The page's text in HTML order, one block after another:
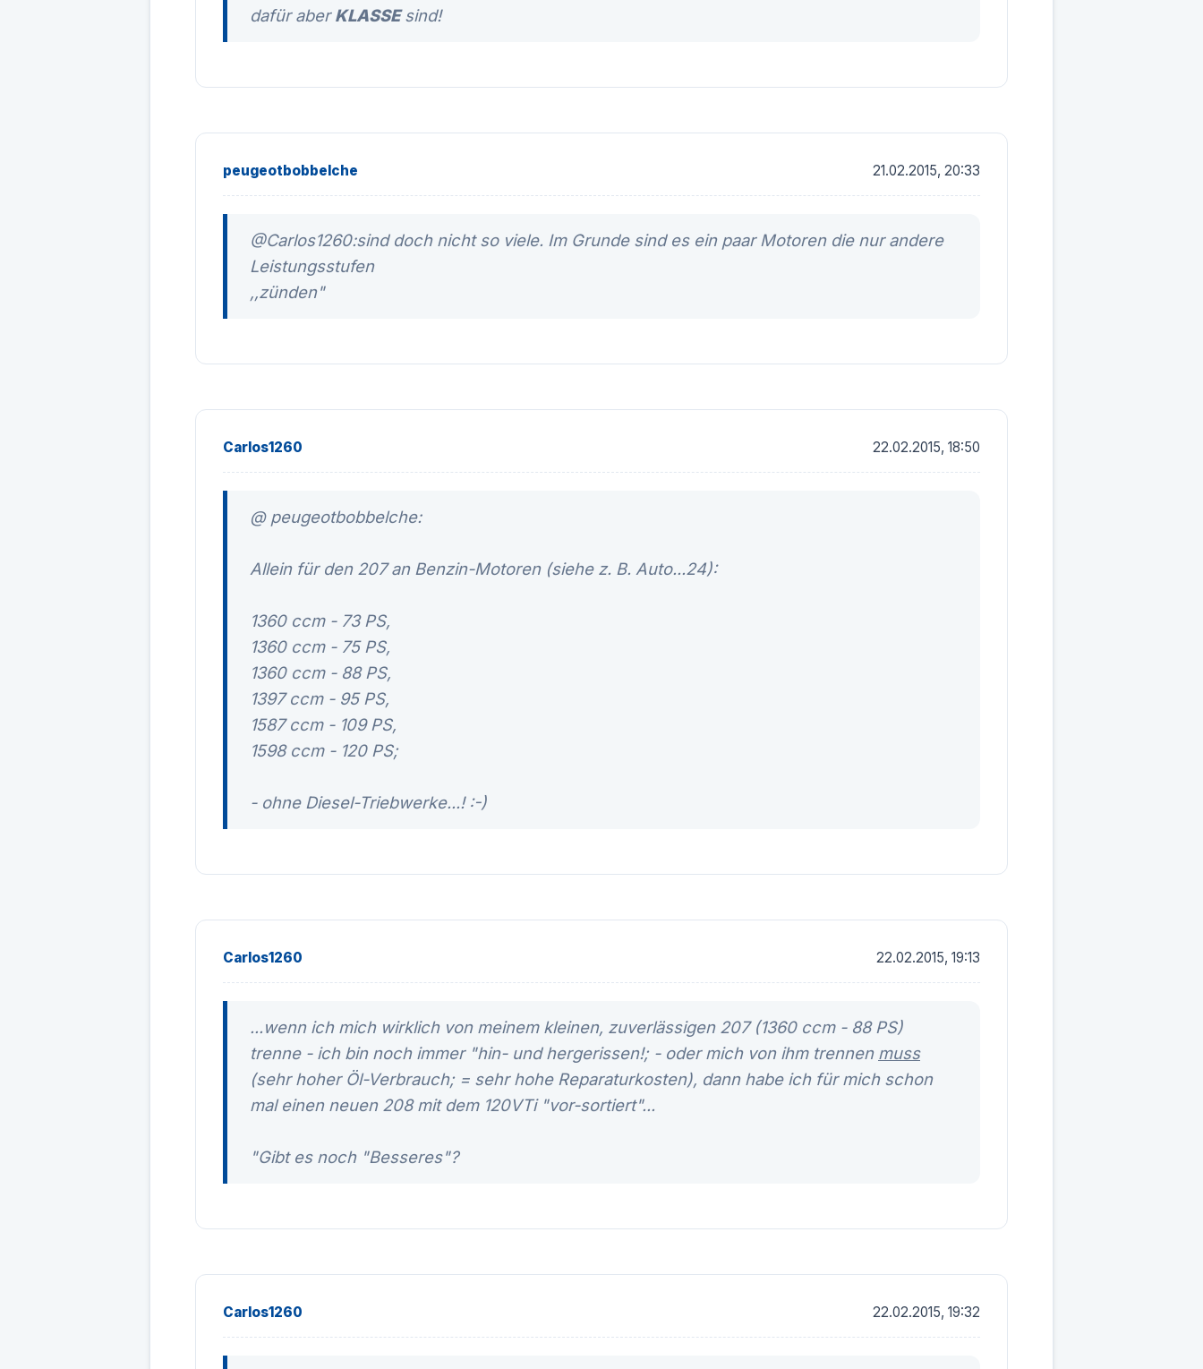
dafür aberKLASSEsind!
peugeotbobbelche 21.02.2015, 20:33
@Carlos1260:sind doch nicht so viele. Im Grunde sind es ein paar Motoren die nur andere
Leistungsstufen
,,zünden"
Carlos1260 22.02.2015, 18:50
@ peugeotbobbelche:
Allein für den 207 an Benzin-Motoren (siehe z. B. Auto...24):
1360 ccm - 73 PS,
1360 ccm - 75 PS,
1360 ccm - 88 PS,
1397 ccm - 95 PS,
1587 ccm - 109 PS,
1598 ccm - 120 PS;
- ohne Diesel-Triebwerke...! :-)
Carlos1260 22.02.2015, 19:13
...wenn ich mich wirklich von meinem kleinen, zuverlässigen 207 (1360 ccm - 88 PS)
trenne - ich bin noch immer "hin- und hergerissen!; - oder mich von ihm trennen muss
(sehr hoher Öl-Verbrauch; = sehr hohe Reparaturkosten), dann habe ich für mich schon
mal einen neuen 208 mit dem 120VTi "vor-sortiert"...
"Gibt es noch "Besseres"?
Carlos1260 22.02.2015, 19:32